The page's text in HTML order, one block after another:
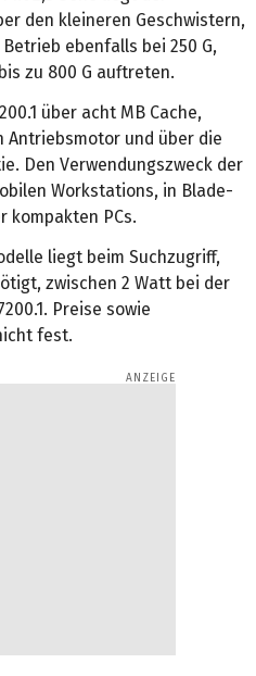
den kleineren Geschwistern,
ebenfalls bei 250 G,
zu 800 G auftreten.
über acht MB Cache,
und über die
Den Verwendungszweck der
Workstations, in Blade-
kompakten PCs.
liegt beim Suchzugriff,
zwischen 2 Watt bei der
Preise sowie
fest.